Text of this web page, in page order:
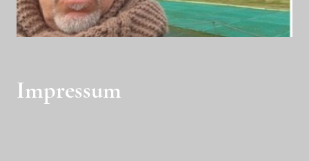
Impressum